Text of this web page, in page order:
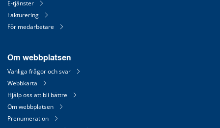
E-tjänster
Fakturering
För medarbetare
Om webbplatsen
Vanliga frågor och svar
Webbkarta
Hjälp oss att bli bättre
Om webbplatsen
Prenumeration